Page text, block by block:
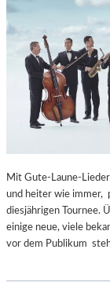
Mit Gute-Laune-
und heiter wie immer,
diesjährigen Tournee.
einige neue, viele
vor dem Publikum